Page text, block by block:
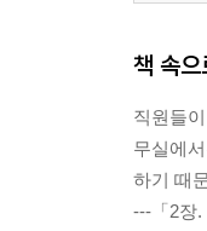
책 속으
직원들
무실에
하기 때
---「2장.